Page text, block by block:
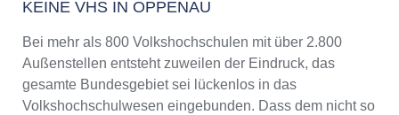
KEINE VHS IN OPPENAU
Bei mehr als 800 Volkshochschulen mit über 2.800
Außenstellen entsteht zuweilen der Eindruck, das
gesamte Bundesgebiet sei lückenlos in das
Volkshochschulwesen eingebunden. Dass dem nicht so